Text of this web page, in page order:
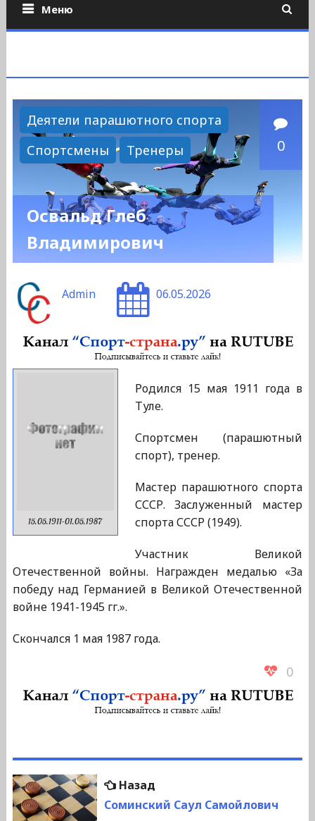
Меню
Деятели парашютного спорта
Спортсмены
Тренеры 0
Освальд Глеб
Владимирович
Admin 06.05.2026
15.05.1911-01.05.1987
Родился 15 мая 1911 года в
Туле.
Спортсмен (парашютный
спорт), тренер.
Мастер парашютного спорта
СССР. Заслуженный мастер
спорта СССР (1949).
Участник Великой
Отечественной войны. Награжден медалью «За
победу над Германией в Великой Отечественной
войне 1941-1945 гг.».
Скончался 1 мая 1987 года.
0
Навигация
по
НазадПредыдущая
запись:
Соминский Саул Самойлович